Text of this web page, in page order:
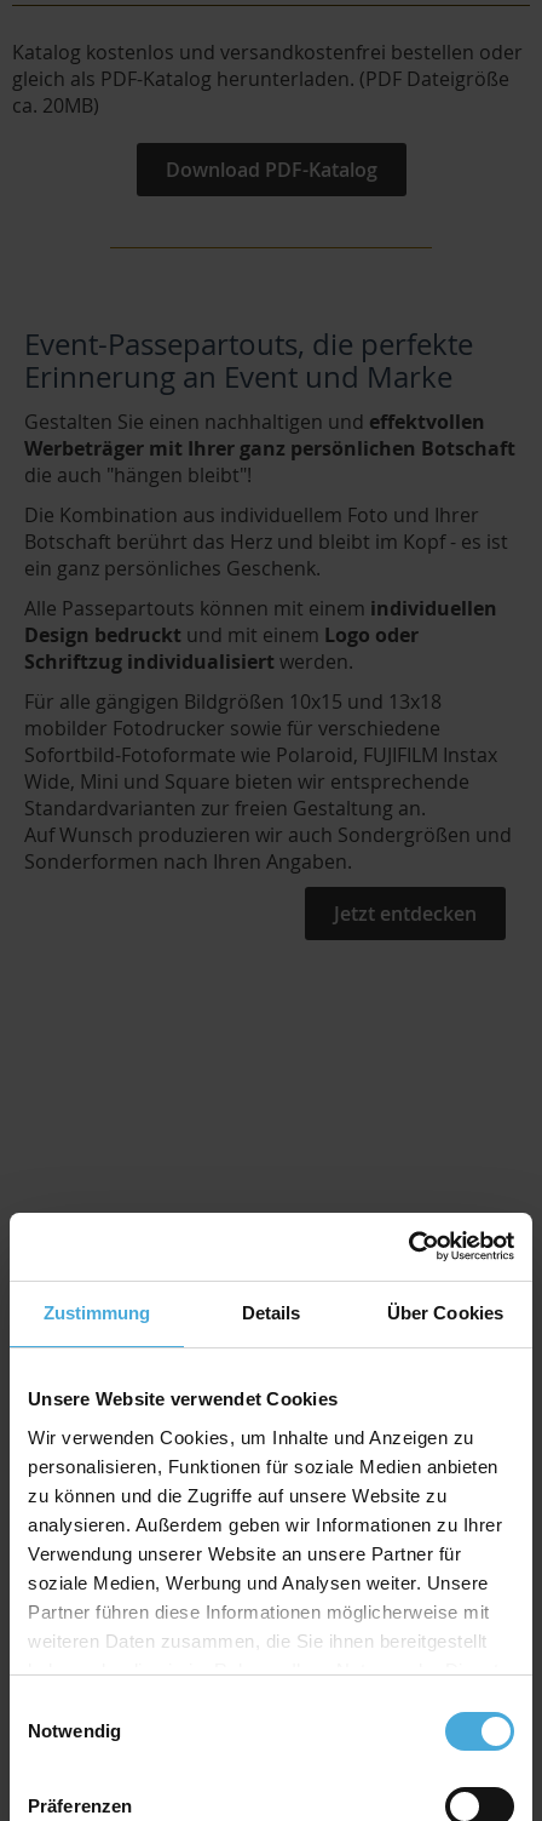
Zustimmung Details Über Cookies
Unsere Website verwendet Cookies
Wir verwenden Cookies, um Inhalte und Anzeigen zu
personalisieren, Funktionen für soziale Medien anbieten
zu können und die Zugriffe auf unsere Website zu
analysieren. Außerdem geben wir Informationen zu Ihrer
Verwendung unserer Website an unsere Partner für
soziale Medien, Werbung und Analysen weiter. Unsere
Partner führen diese Informationen möglicherweise mit
weiteren Daten zusammen, die Sie ihnen bereitgestellt
haben oder die sie im Rahmen Ihrer Nutzung der Dienste
Notwendig
Präferenzen
Katalog kostenlos und versandkostenfrei bestellen oder
gleich als PDF-Katalog herunterladen. (PDF Dateigröße
ca. 20MB)
Download PDF-Katalog
Event-Passepartouts, die perfekte
Erinnerung an Event und Marke
Gestalten Sie einen nachhaltigen und effektvollen
Werbeträger mit Ihrer ganz persönlichen Botschaft
die auch "hängen bleibt"!
Die Kombination aus individuellem Foto und Ihrer
Botschaft berührt das Herz und bleibt im Kopf - es ist
ein ganz persönliches Geschenk.
Alle Passepartouts können mit einem individuellen
Design bedruckt und mit einem Logo oder
Schriftzug individualisiert werden.
Für alle gängigen Bildgrößen 10x15 und 13x18
mobilder Fotodrucker sowie für verschiedene
Sofortbild-Fotoformate wie Polaroid, FUJIFILM Instax
Wide, Mini und Square bieten wir entsprechende
Standardvarianten zur freien Gestaltung an.
Auf Wunsch produzieren wir auch Sondergrößen und
Sonderformen nach Ihren Angaben.
Jetzt entdecken
BitteakzeptierenSie Marketing Cookies um diesen Inhalt
zu sehen.
Sie Marketing Cookies um diesen
Inhalt zu sehen.